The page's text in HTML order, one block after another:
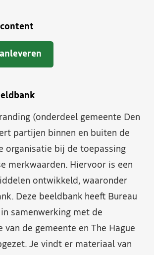
(onderdeel gemeente Den
partijen binnen en buiten de
organisatie bij de toepassing
merkwaarden. Hiervoor is een
ontwikkeld, waaronder
Deze beeldbank heeft Bureau
samenwerking met de
van de gemeente en The Hague
Je vindt er materiaal van